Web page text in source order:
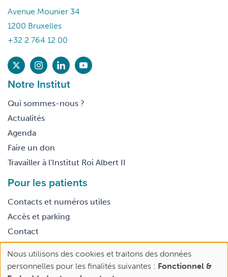
Avenue Mounier 34
1200 Bruxelles
+32 2 764 12 00
Notre Institut
Qui sommes-nous ?
Actualités
Agenda
Faire un don
Travailler à l'Institut Roi Albert II
Pour les patients
Contacts et numéros utiles
Accès et parking
Contact
Footer
legal
Conditions générales d’utilisation
Use
of
Nous utilisons des cookies et traitons des données
personnelles pour les finalités suivantes : Fonctionnel &